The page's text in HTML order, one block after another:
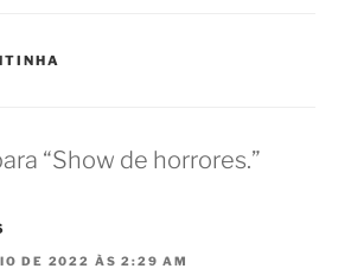
“Show de horrores.”
DE 2022 ÀS 2:29 AM